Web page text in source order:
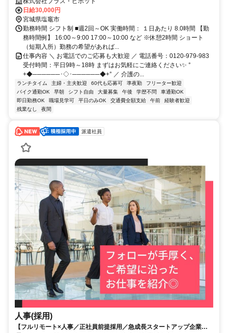
日給30,000円
宮城県塩竈市
勤務時間 シフト制 ■週2回～OK 実働時間： １日あたり 8.0時間 【勤
務時間例】 16:00～9:00 17:00～10:00 など ※休憩2時間 ショート
（短期入所）勤務の希望があれば...
仕事内容 ＼ お電話でのご応募も大歓迎 ／ 電話番号：0120-979-983
受付時間：平日9時～18時 まずはお気軽にご連絡ください✨ °
+◆──────･◇･──────◆+° ／ 介護の...
ランチタイム 主婦・主夫歓迎 60代も応募可 準夜勤
フリーター歓迎
バイク通勤OK
早朝 シフト自由 大量募集 午後 学歴不問
車通勤OK
即日勤務OK
職場見学可 平日のみOK 交通費全額支給 午前
経験者歓迎
残業なし
夜間
派遣社員
人事(採用)
【フルリモート×人事／正社員前提採用／急成長スタートアップ企業／